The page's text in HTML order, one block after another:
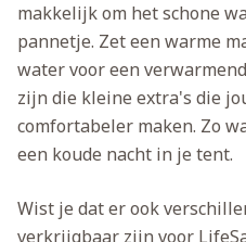
makkelijk om het schone
pannetje. Zet een warme
water voor een
zijn die kleine extra's die
comfortabeler maken. Zo
een koude nacht in je tent.
Wist je dat er ook
verkrijgbaar zijn voor